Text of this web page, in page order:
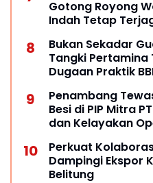
Gotong Royong
Indah Tetap
Bukan Sekadar
Tangki Pertamina
Dugaan Praktik
Penambang
Besi di PIP Mitra
dan Kelayakan
Perkuat
Dampingi Ekspor
Belitung